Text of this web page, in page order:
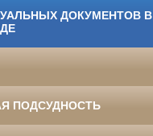
ДОКУМЕНТОВ В
ПОДСУДНОСТЬ